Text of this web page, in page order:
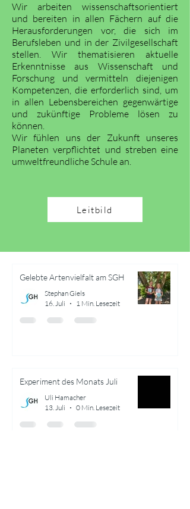
Wir arbeiten wissenschaftsorientiert
und bereiten in allen Fächern auf die
Herausforderungen vor, die sich im
Berufsleben und in der Zivilgesellschaft
stellen. Wir thematisieren aktuelle
Erkenntnisse aus Wissenschaft und
Forschung und vermitteln diejenigen
Kompetenzen, die erforderlich sind, um
in allen Lebensbereichen gegenwärtige
und zukünftige Probleme lösen zu
können.
Wir fühlen uns der Zukunft unseres
Planeten verpflichtet und streben eine
umweltfreundliche Schule an.
Leitbild
Gelebte Artenvielfalt am SGH
Stephan Giels
16. Juli
1 Min. Lesezeit
Experiment des Monats Juli
Uli Hamacher
13. Juli
0 Min. Lesezeit